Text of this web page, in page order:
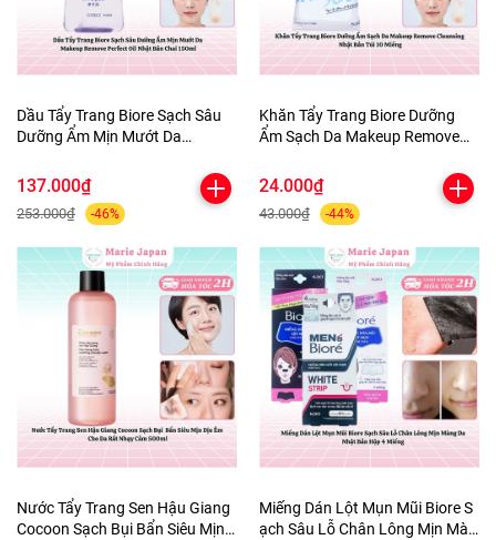
Dầu Tẩy Trang Biore Sạch Sâu
Dưỡng Ẩm Mịn Mướt Da
Nhật Bản Chai 150ml
137.000₫
253.000₫ -46%
Khăn Tẩy Trang Biore Dưỡng
Ẩm Sạch Da Makeup Remove
Miếng
24.000₫
43.000₫ -44%
Nước Tẩy Trang Sen Hậu Giang
Cocoon Sạch Bụi Bẩn Siêu Mịn
Miếng Dán Lột Mụn Mũi Biore S
ạch Sâu Lỗ Chân Lông Mịn Màn